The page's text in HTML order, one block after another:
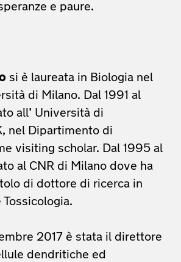
e paure.
si è laureata in Biologia nel
di Milano. Dal 1991 al
all’ Università di
nel Dipartimento di
visiting scholar. Dal 1995 al
al CNR di Milano dove ha
di dottore di ricerca in
Tossicologia.
2017 è stata il direttore
dendritiche ed